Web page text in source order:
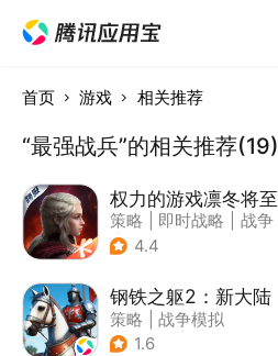
首页 游戏 相关推荐
“最强战兵”的相关推荐(19)
权力的游戏凛冬将至
策略 即时战略
战争
| 权利的游戏
4.4
钢铁之躯2：新大陆
策略
战争模拟
| 中世纪
1.6